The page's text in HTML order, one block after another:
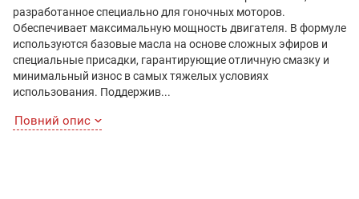
разработанное специально для гоночных моторов.
Обеспечивает максимальную мощность двигателя. В формуле
используются базовые масла на основе сложных эфиров и
специальные присадки, гарантирующие отличную смазку и
минимальный износ в самых тяжелых условиях
использования. Поддержив...
Повний опис